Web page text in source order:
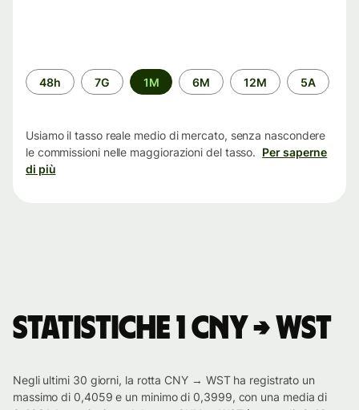
Periodo
di
48h 7G 1M 6M 12M 5A
Usiamo il tasso reale medio di mercato, senza nascondere
le commissioni nelle maggiorazioni del tasso. Per saperne
di più
Statistiche 1 CNY → WST
Negli ultimi 30 giorni, la rotta CNY → WST ha registrato un
massimo di 0,4059 e un minimo di 0,3999, con una media di